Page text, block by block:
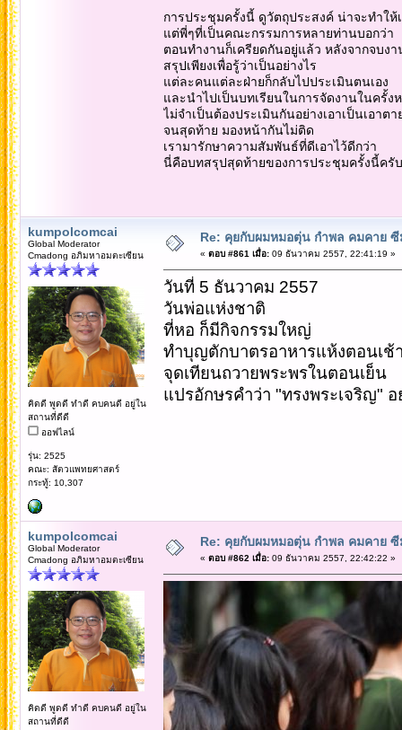
การประชุมครั้งนี้ ดูวัตถุประสงค์ น่าจะทำให้
แต่พี่ๆที่เป็นคณะกรรมการหลายท่านบอกว่า
ตอนทำงานก็เครียดกันอยู่แล้ว หลังจากจบงา
สรุปเพียงเพื่อรู้ว่าเป็นอย่างไร
แต่ละคนแต่ละฝ่ายก็กลับไปประเมินตนเอง
และนำไปเป็นบทเรียนในการจัดงานในครั้ง
ไม่จำเป็นต้องประเมินกันอย่างเอาเป็นเอาตา
จนสุดท้าย มองหน้ากันไม่ติด
เรามารักษาความสัมพันธ์ที่ดีเอาไว้ดีกว่า
นี่คือบทสรุปสุดท้ายของการประชุมครั้งนี้ครับ
kumpolcomcai
Global Moderator
Cmadong อภิมหาอมตะเซียน
คิดดี พูดดี ทำดี คบคนดี อยู่ใน
สถานที่ดีดี
ออฟไลน์
รุ่น: 2525
คณะ: สัตวแพทยศาสตร์
กระทู้: 10,307
Re: คุยกับผมหมอตุ่น กำพล คมคาย
« ตอบ #861 เมื่อ:09 ธันวาคม 2557, 22:41:19 »
วันที่ 5 ธันวาคม 2557
วันพ่อแห่งชาติ
ที่หอ ก็มีกิจกรรมใหญ่
ทำบุญตักบาตรอาหารแห้งตอนเช้
จุดเทียนถวายพระพรในตอนเย็น
แปรอักษรคำว่า "ทรงพระเจริญ" อ
kumpolcomcai
Global Moderator
Cmadong อภิมหาอมตะเซียน
คิดดี พูดดี ทำดี คบคนดี อยู่ใน
สถานที่ดีดี
Re: คุยกับผมหมอตุ่น กำพล คมคาย
« ตอบ #862 เมื่อ:09 ธันวาคม 2557, 22:42:22 »